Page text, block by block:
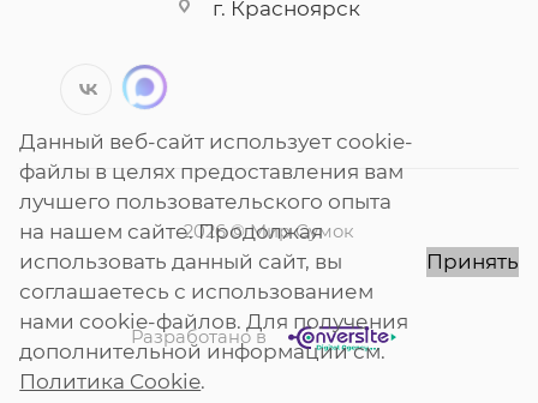
г. Красноярск
2026 © Мир Сумок
Разработано в
Данный веб-сайт использует cookie-
файлы в целях предоставления вам
лучшего пользовательского опыта
на нашем сайте. Продолжая
использовать данный сайт, вы
соглашаетесь с использованием
нами cookie-файлов. Для получения
дополнительной информации см.
Политика Cookie.
Принять